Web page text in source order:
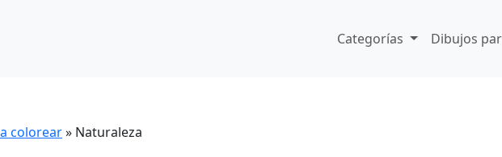
Categorías Dibujos
colorear» Naturaleza